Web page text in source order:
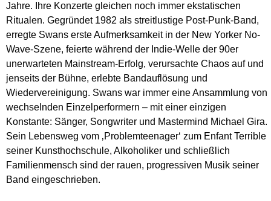
Jahre. Ihre Konzerte gleichen noch immer ekstatischen
Ritualen. Gegründet 1982 als streitlustige Post-Punk-Band,
erregte Swans erste Aufmerksamkeit in der New Yorker No-
Wave-Szene, feierte während der Indie-Welle der 90er
unerwarteten Mainstream-Erfolg, verursachte Chaos auf und
jenseits der Bühne, erlebte Bandauflösung und
Wiedervereinigung. Swans war immer eine Ansammlung von
wechselnden Einzelperformern – mit einer einzigen
Konstante: Sänger, Songwriter und Mastermind Michael Gira.
Sein Lebensweg vom ‚Problemteenager‘ zum Enfant Terrible
seiner Kunsthochschule, Alkoholiker und schließlich
Familienmensch sind der rauen, progressiven Musik seiner
Band eingeschrieben.